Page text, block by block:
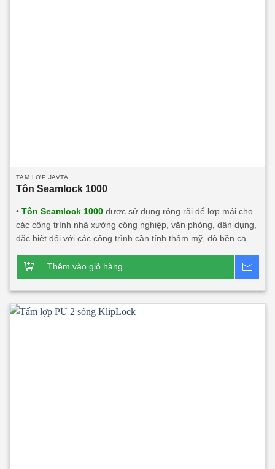
TẤM LỢP JAVTA
Tôn Seamlock 1000
• Tôn Seamlock 1000được sử dụng rộng rãi để lợp mái cho
các công trình nhà xưởng công nghiệp, văn phòng, dân dụng,
đặc biệt đối với các công trình cần tính thẩm mỹ, độ bền cao,
chất liệu khác có tính năng cách âm, cách nhiệt lớn. Sản
phẩm này rất phù hợp với các công trình đối tác nước ngoài
đầu tư tại Việt Nam.
Thêm vào giỏ hàng